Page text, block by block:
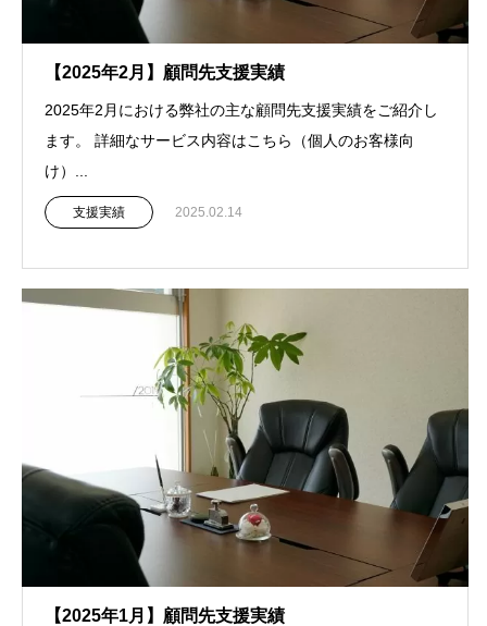
【2025年2月】顧問先支援実績
2025年2月における弊社の主な顧問先支援実績をご紹介し
ます。 詳細なサービス内容はこちら（個人のお客様向
け）...
支援実績 2025.02.14
【2025年1月】顧問先支援実績